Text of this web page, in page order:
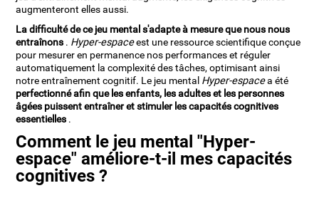
augmenteront elles aussi.
La difficulté de ce jeu mental s'adapte à mesure que nous nous
entraînons . Hyper-espaceest une ressource scientifique conçue
pour mesurer en permanence nos performances et réguler
automatiquement la complexité des tâches, optimisant ainsi
notre entraînement cognitif. Le jeu mental Hyper-espacea été
perfectionné afin que les enfants, les adultes et les personnes
âgées puissent entraîner et stimuler les capacités cognitives
essentielles .
Comment le jeu mental "Hyper-
espace" améliore-t-il mes capacités
cognitives ?